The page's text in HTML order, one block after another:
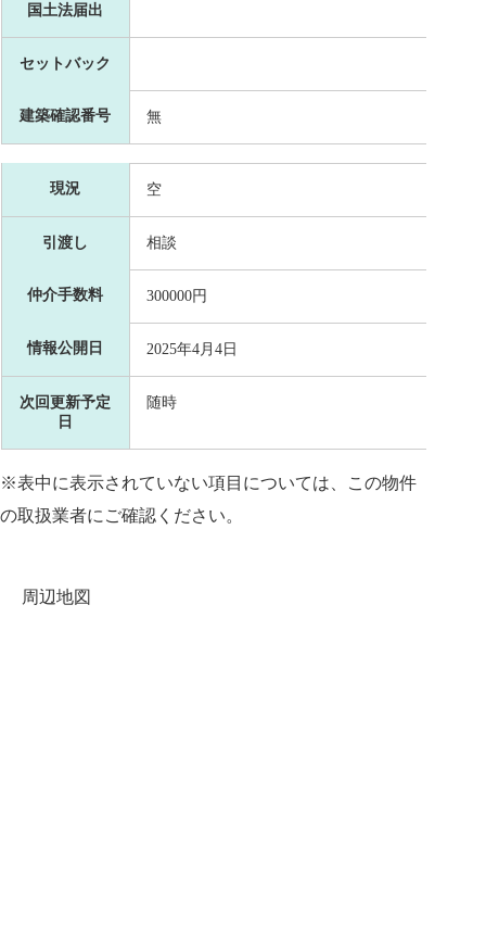
国土法届出
セットバック
建築確認番号 無
現況 空
引渡し 相談
仲介手数料 300000円
情報公開日 2025年4月4日
次回更新予定
日
随時
※表中に表示されていない項目については、この物件
の取扱業者にご確認ください。
周辺地図